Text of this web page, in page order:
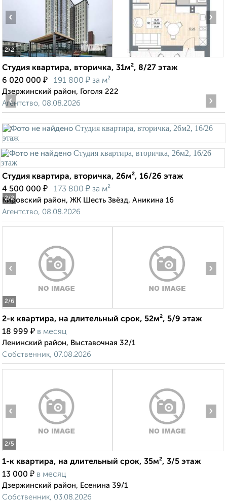
2/2
‹ ›
Студия квартира, вторичка, 31м², 8/27 этаж
6 020 000 ₽ 191 800 ₽ за м²
Дзержинский район, Гоголя 222
Агентство, 08.08.2026
2/2
‹ ›
Студия квартира, вторичка, 26м², 16/26 этаж
4 500 000 ₽ 173 800 ₽ за м²
Кировский район, ЖК Шесть Звёзд, Аникина 16
Агентство, 08.08.2026
2/6
‹ ›
2-к квартира, на длительный срок, 52м², 5/9 этаж
18 999 ₽ в месяц
Ленинский район, Выставочная 32/1
Собственник, 07.08.2026
2/5
‹ ›
1-к квартира, на длительный срок, 35м², 3/5 этаж
13 000 ₽ в месяц
Дзержинский район, Есенина 39/1
Собственник, 03.08.2026